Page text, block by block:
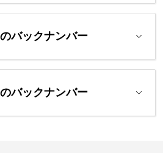
バックナンバー
バックナンバー